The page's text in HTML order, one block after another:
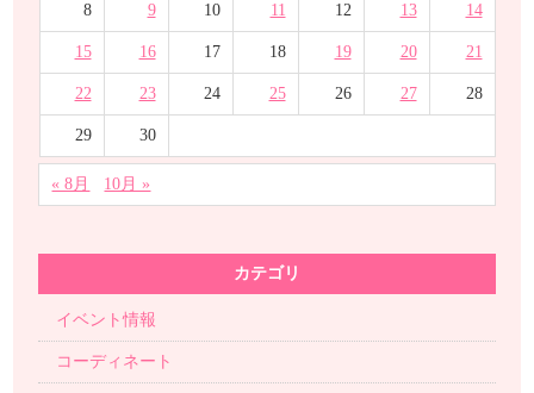
8 9 10 11 12 13 14
15 16 17 18 19 20 21
22 23 24 25 26 27 28
29 30
« 8月 10月 »
カテゴリ
イベント情報
コーディネート